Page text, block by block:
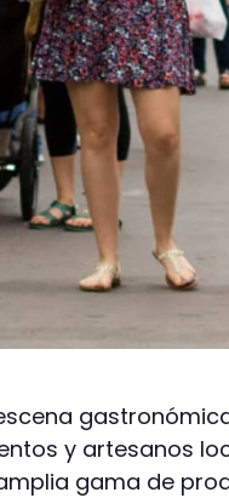
y artesanos
gama de